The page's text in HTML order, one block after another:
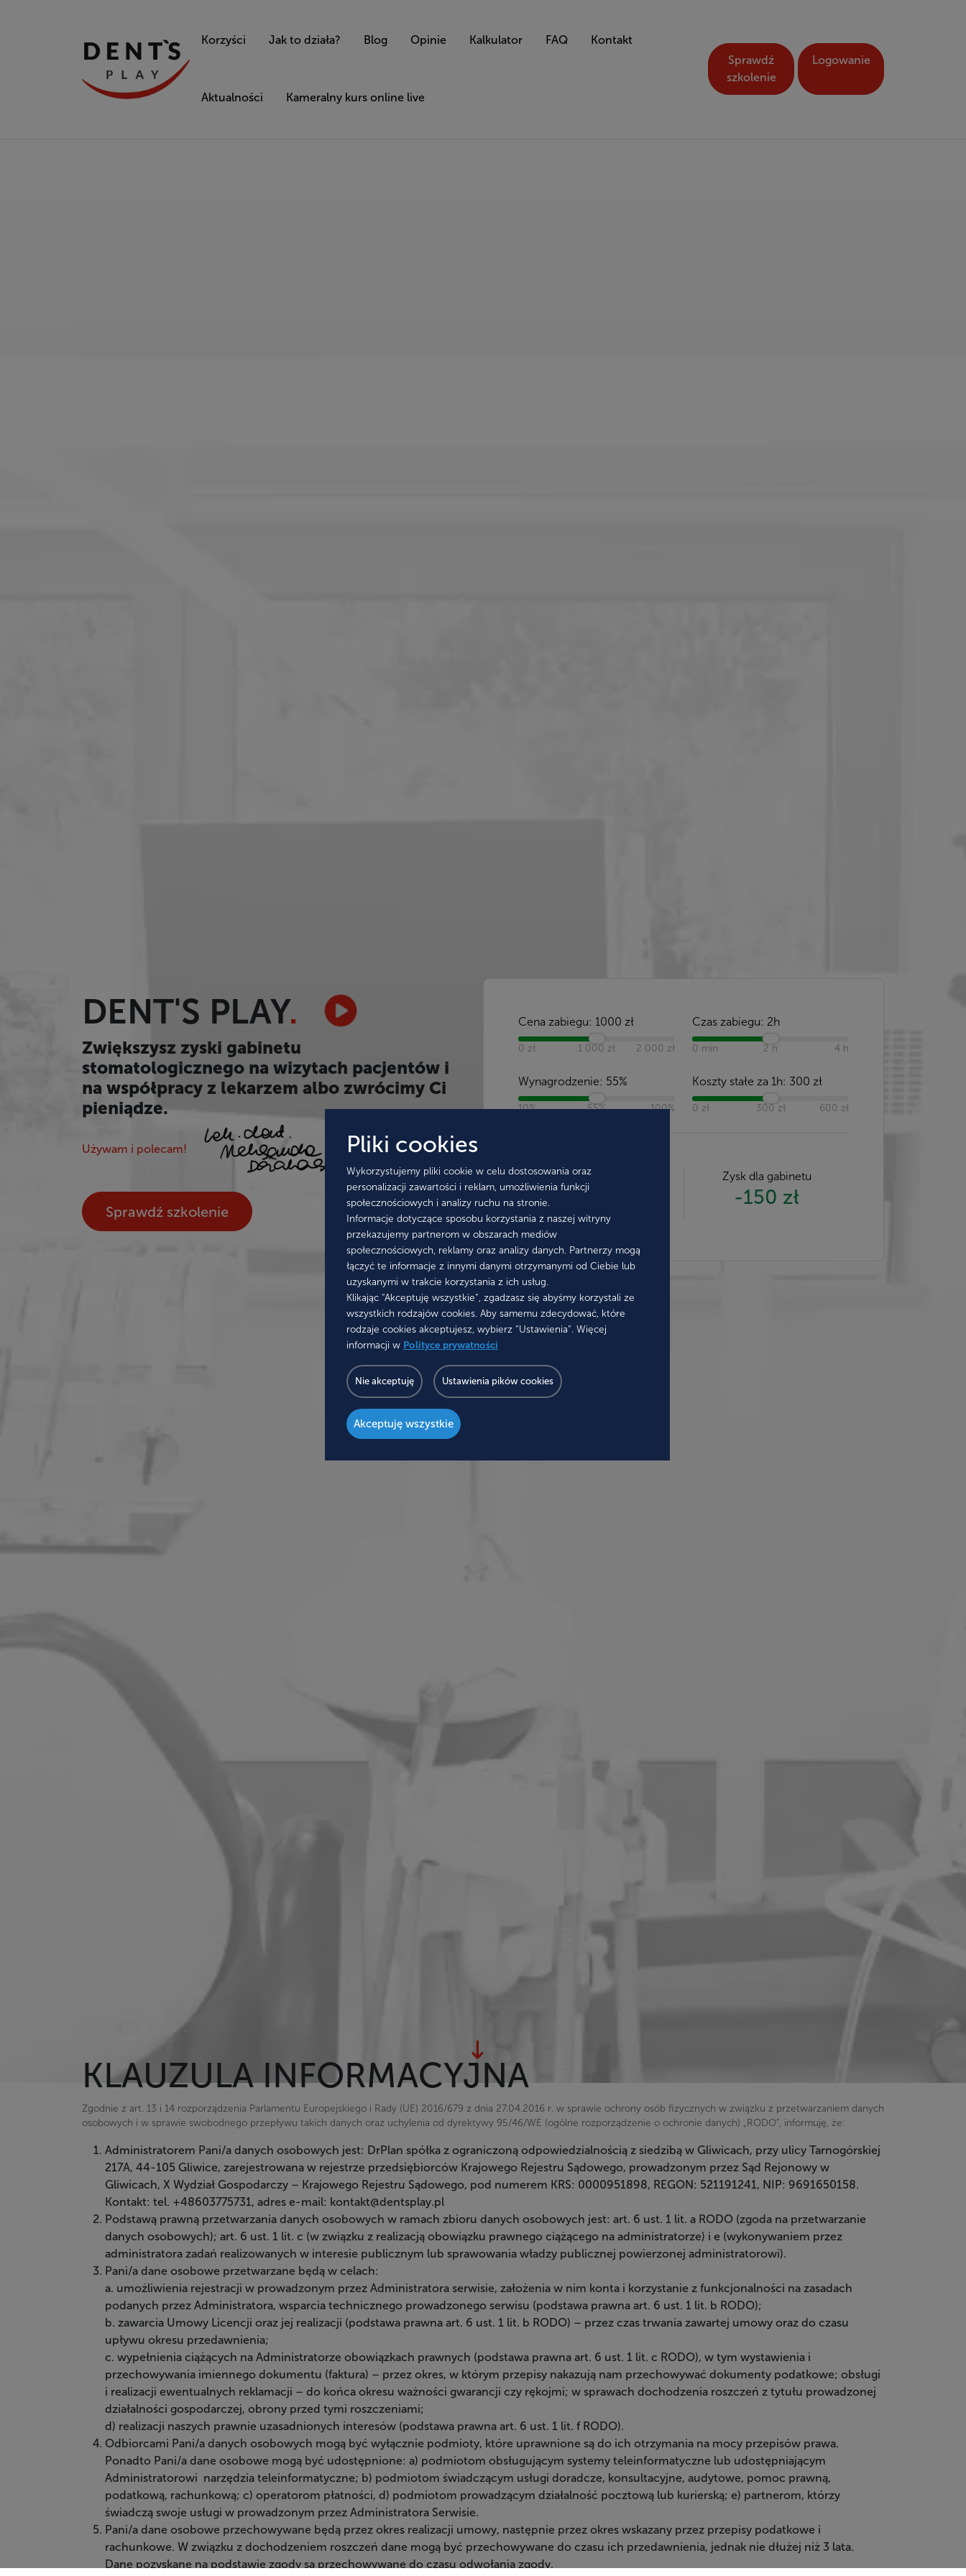
Korzyści Jak to działa? Blog Opinie Kalkulator FAQ Kontakt
Aktualności Kameralny kurs online live
Sprawdź
szkolenie
Logowanie
DENT'S PLAY.
Zwiększysz zyski gabinetu
stomatologicznego na wizytach pacjentów i
na współpracy z lekarzem albo zwrócimy Ci
pieniądze.
Używam i polecam!
Sprawdź szkolenie
Cena zabiegu: 1000 zł
0 zł 1 000 zł 2 000 zł
Czas zabiegu: 2h
0 min 2 h 4 h
Wynagrodzenie: 55%
10% 55% 100%
Koszty stałe za 1h: 300 zł
0 zł 300 zł 600 zł
Kwota dla lekarza
550 zł
Zysk dla gabinetu
-150 zł
KLAUZULA INFORMACYJNA
Zgodnie z art. 13 i 14 rozporządzenia Parlamentu Europejskiego i Rady (UE) 2016/679 z dnia 27.04.2016 r. w sprawie ochrony osób fizycznych w związku z przetwarzaniem danych
osobowych i w sprawie swobodnego przepływu takich danych oraz uchylenia od dyrektywy 95/46/WE (ogólne rozporządzenie o ochronie danych) „RODO”, informuję, że:
Administratorem Pani/a danych osobowych jest: DrPlan spółka z ograniczoną odpowiedzialnością z siedzibą w Gliwicach, przy ulicy Tarnogórskiej
217A, 44-105 Gliwice, zarejestrowana w rejestrze przedsiębiorców Krajowego Rejestru Sądowego, prowadzonym przez Sąd Rejonowy w
Gliwicach, X Wydział Gospodarczy – Krajowego Rejestru Sądowego, pod numerem KRS: 0000951898, REGON: 521191241, NIP: 9691650158.
Kontakt: tel. +48603775731, adres e-mail: kontakt@dentsplay.pl
Podstawą prawną przetwarzania danych osobowych w ramach zbioru danych osobowych jest: art. 6 ust. 1 lit. a RODO (zgoda na przetwarzanie
danych osobowych); art. 6 ust. 1 lit. c (w związku z realizacją obowiązku prawnego ciążącego na administratorze) i e (wykonywaniem przez
administratora zadań realizowanych w interesie publicznym lub sprawowania władzy publicznej powierzonej administratorowi).
Pani/a dane osobowe przetwarzane będą w celach:
a. umożliwienia rejestracji w prowadzonym przez Administratora serwisie, założenia w nim konta i korzystanie z funkcjonalności na zasadach
podanych przez Administratora, wsparcia technicznego prowadzonego serwisu (podstawa prawna art. 6 ust. 1 lit. b RODO);
b. zawarcia Umowy Licencji oraz jej realizacji (podstawa prawna art. 6 ust. 1 lit. b RODO) – przez czas trwania zawartej umowy oraz do czasu
upływu okresu przedawnienia;
c. wypełnienia ciążących na Administratorze obowiązkach prawnych (podstawa prawna art. 6 ust. 1 lit. c RODO), w tym wystawienia i
przechowywania imiennego dokumentu (faktura) – przez okres, w którym przepisy nakazują nam przechowywać dokumenty podatkowe; obsługi
i realizacji ewentualnych reklamacji – do końca okresu ważności gwarancji czy rękojmi; w sprawach dochodzenia roszczeń z tytułu prowadzonej
działalności gospodarczej, obrony przed tymi roszczeniami;
d) realizacji naszych prawnie uzasadnionych interesów (podstawa prawna art. 6 ust. 1 lit. f RODO).
Odbiorcami Pani/a danych osobowych mogą być wyłącznie podmioty, które uprawnione są do ich otrzymania na mocy przepisów prawa.
Ponadto Pani/a dane osobowe mogą być udostępnione: a) podmiotom obsługującym systemy teleinformatyczne lub udostępniającym
Administratorowi narzędzia teleinformatyczne; b) podmiotom świadczącym usługi doradcze, konsultacyjne, audytowe, pomoc prawną,
podatkową, rachunkową; c) operatorom płatności, d) podmiotom prowadzącym działalność pocztową lub kurierską; e) partnerom, którzy
świadczą swoje usługi w prowadzonym przez Administratora Serwisie.
Pani/a dane osobowe przechowywane będą przez okres realizacji umowy, następnie przez okres wskazany przez przepisy podatkowe i
rachunkowe. W związku z dochodzeniem roszczeń dane mogą być przechowywane do czasu ich przedawnienia, jednak nie dłużej niż 3 lata.
Dane pozyskane na podstawie zgody są przechowywane do czasu odwołania zgody.
Pliki cookies
Wykorzystujemy pliki cookie w celu dostosowania oraz
personalizacji zawartości i reklam, umożliwienia funkcji
społecznościowych i analizy ruchu na stronie.
Informacje dotyczące sposobu korzystania z naszej witryny
przekazujemy partnerom w obszarach mediów
społecznościowych, reklamy oraz analizy danych. Partnerzy mogą
łączyć te informacje z innymi danymi otrzymanymi od Ciebie lub
uzyskanymi w trakcie korzystania z ich usług.
Klikając “Akceptuję wszystkie“, zgadzasz się abyśmy korzystali ze
wszystkich rodzajów cookies. Aby samemu zdecydować, które
rodzaje cookies akceptujesz, wybierz “Ustawienia“. Więcej
informacji w Polityce prywatności
Nie akceptuję Ustawienia pików cookies
Akceptuję wszystkie